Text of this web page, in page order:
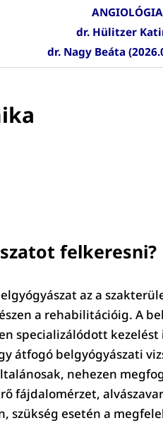
dr. Hülitzer
dr. Nagy Beáta
felkeresni?
az a
a rehabilitációig. A
specializálódott
átfogó belgyógyászati
nehezen
fájdalomérzet,
esetén a